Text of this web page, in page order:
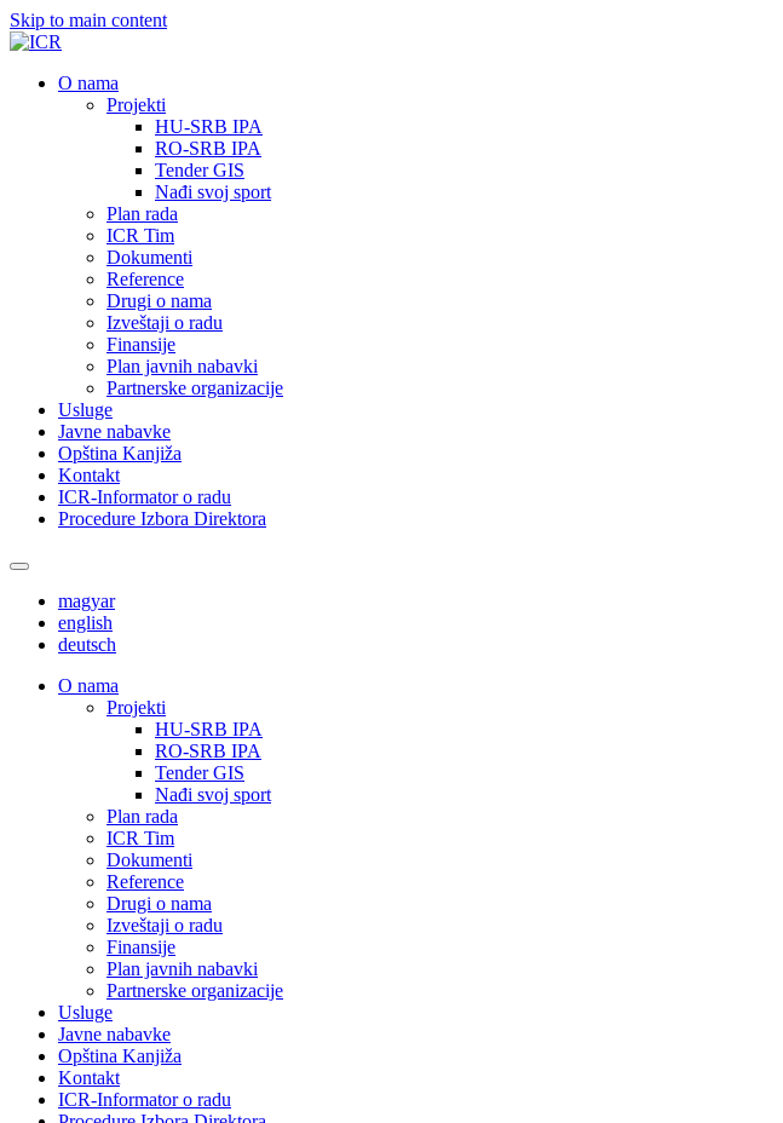
Skip to main content
О nama
Projekti
HU-SRB IPA
RO-SRB IPA
Tender GIS
Nađi svoj sport
Plan rada
ICR Tim
Dokumenti
Reference
Drugi o nama
Izveštaji o radu
Finansije
Plan javnih nabavki
Partnerske organizacije
Usluge
Javne nabavke
Opština Kanjiža
Kontakt
ICR-Informator o radu
Procedure Izbora Direktora
magyar
english
deutsch
О nama
Projekti
HU-SRB IPA
RO-SRB IPA
Tender GIS
Nađi svoj sport
Plan rada
ICR Tim
Dokumenti
Reference
Drugi o nama
Izveštaji o radu
Finansije
Plan javnih nabavki
Partnerske organizacije
Usluge
Javne nabavke
Opština Kanjiža
Kontakt
ICR-Informator o radu